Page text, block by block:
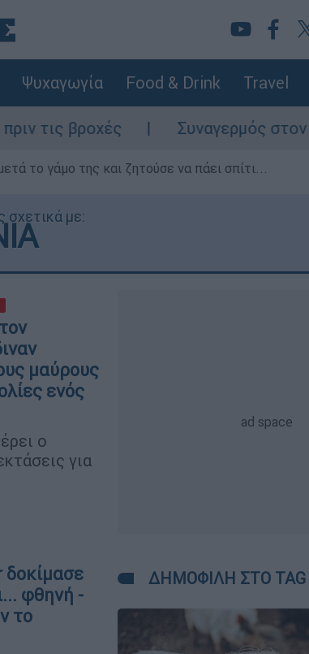
Ψυχαγωγία Food & Drink Travel
Συναγερμός στον Λυκαβηττό:
το γάμο της και ζητούσε να πάει σπίτι...
σχετικά με:
μαύρους
ενός
ο
για
φθηνή -
το
ΔΗΜΟΦΙΛΗ ΣΤΟ TAG